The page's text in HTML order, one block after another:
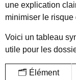
une explication
minimiser le risque
Voici un tableau
utile pour les
🗂️ Élément